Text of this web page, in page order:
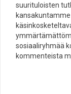
suurituloisten
sosiaaliryhmää
kommenteista